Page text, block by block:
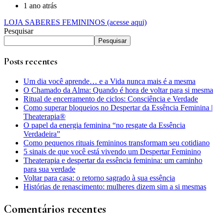
1 ano atrás
LOJA SABERES FEMININOS (acesse aqui)
Pesquisar
Pesquisar
Posts recentes
Um dia você aprende… e a Vida nunca mais é a mesma
O Chamado da Alma: Quando é hora de voltar para si mesma
Ritual de encerramento de ciclos: Consciência e Verdade
Como superar bloqueios no Despertar da Essência Feminina |
Theaterapia®
O papel da energia feminina “no resgate da Essência
Verdadeira”
Como pequenos rituais femininos transformam seu cotidiano
5 sinais de que você está vivendo um Despertar Feminino
Theaterapia e despertar da essência feminina: um caminho
para sua verdade
Voltar para casa: o retorno sagrado à sua essência
Histórias de renascimento: mulheres dizem sim a si mesmas
Comentários recentes